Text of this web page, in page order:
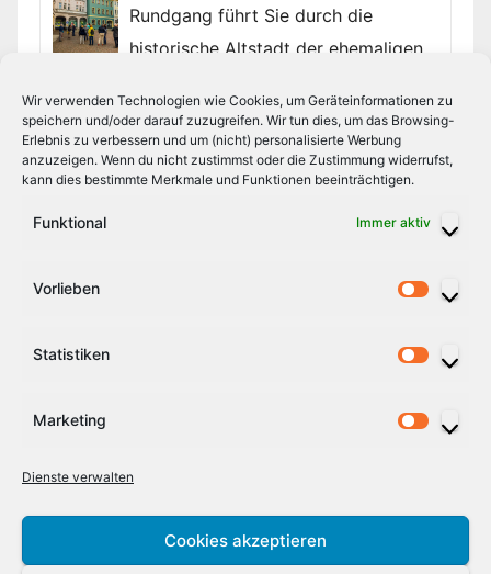
Wir verwenden Technologien wie Cookies, um Geräteinformationen zu
speichern und/oder darauf zuzugreifen. Wir tun dies, um das Browsing-
Erlebnis zu verbessern und um (nicht) personalisierte Werbung
anzuzeigen. Wenn du nicht zustimmst oder die Zustimmung widerrufst,
kann dies bestimmte Merkmale und Funktionen beeinträchtigen.
Funktional Immer aktiv
Vorlieben
Statistiken
Marketing
Dienste verwalten
Cookies akzeptieren
Rundgang führt Sie durch die
historische Altstadt der ehemaligen
Mehr Info`s»Stadtführung Greiz - fürstlich
vogtländisch
Stolz präsentiert von WordPress Theme: